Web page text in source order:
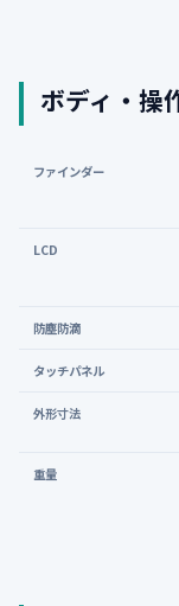
ボディ・操
ファインダー
LCD
防塵防滴
タッチパネル
外形寸法
重量